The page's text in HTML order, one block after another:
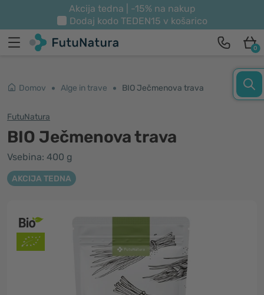
Akcija tedna | -15% na nakup
Dodaj kodo TEDEN15 v košarico
0
Domov Alge in trave BIO Ječmenova trava
FutuNatura
BIO Ječmenova trava
Vsebina: 400 g
AKCIJA TEDNA